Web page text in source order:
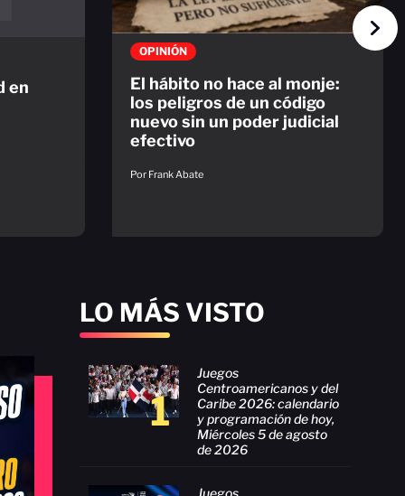
en
OPINIÓN
El hábito no hace al monje:
los peligros de un código
nuevo sin un poder judicial
efectivo
Por Frank Abate
LO MÁS VISTO
1
Juegos
Centroamericanos y del
Caribe 2026: calendario
y programación de hoy,
Miércoles 5 de agosto
de 2026
Juegos